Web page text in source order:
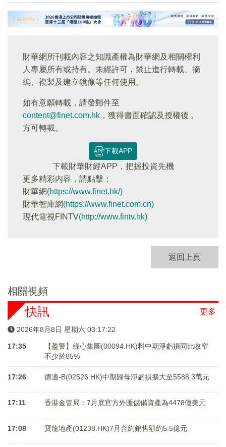
財華網所刊載內容之知識產權為財華網及相關權利
人專屬所有或持有。未經許可，禁止進行轉載、摘
編、複製及建立鏡像等任何使用。
如有意願轉載，請發郵件至
content@finet.com.hk ，獲得書面確認及授權後，
方可轉載。
下載APP
下載財華財經APP，把握投資先機
更多精彩内容，請點擊：
財華網(https://www.finet.hk/)
財華智庫網(https://www.finet.com.cn)
現代電視FINTV(http://www.fintv.hk)
返回上頁
相關視頻
更多
快訊
2026年8月8日 星期六 03:17:22
17:35
【盈警】綠心集團(00094.HK)料中期淨虧損同比收窄
不少於85%
17:26 德適-B(02526.HK)中期歸母淨虧損擴大至5588.3萬元
17:11 香港金管局：7月底官方外匯儲備資產為4478億美元
17:08 寶龍地產(01238.HK)7月合約銷售額約5.5億元